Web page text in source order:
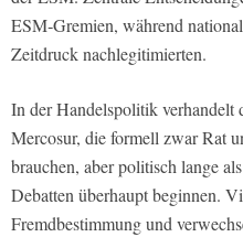
ESM‑Gremien, während
Zeitdruck nachlegitimierten.
In der Handelspolitik
Mercosur, die formell zwar Rat
brauchen, aber politisch lange
Debatten überhaupt beginnen.
Fremdbestimmung und